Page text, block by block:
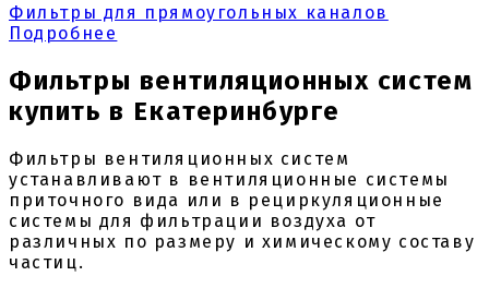
Фильтры для прямоугольных каналов
Подробнее
Фильтры вентиляционных систем
купить в Екатеринбурге
Фильтры вентиляционных систем
устанавливают в вентиляционные системы
приточного вида или в рециркуляционные
системы для фильтрации воздуха от
различных по размеру и химическому составу
частиц.